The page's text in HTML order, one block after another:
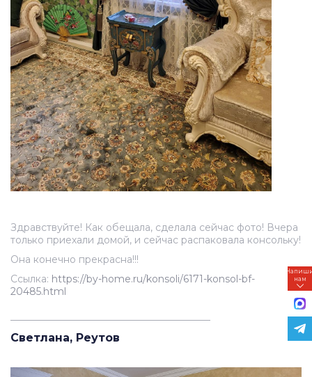
Здравствуйте! Как обещала, сделала сейчас фото! Вчера
только приехали домой, и сейчас распаковала консольку!
Она конечно прекрасна!!!
Ссылка: https://by-home.ru/konsoli/6171-konsol-bf-
20485.html
Светлана, Реутов
нам